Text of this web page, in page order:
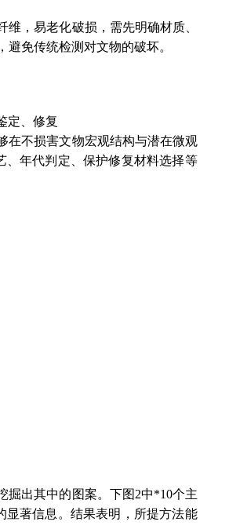
，易老化破损，需先明确材质、
免传统检测对文物的破坏。
定、修复
在不损害文物宏观结构与潜在微观
、年代判定、保护修复材料选择等
掘出其中的图案。下图2中*10个主
显著信息。结果表明，所提方法能